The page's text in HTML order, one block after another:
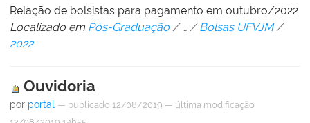
Relação de bolsistas para pagamento em outubro/2022
Localizado em Pós-Graduação /… /Bolsas UFVJM /
2022
Ouvidoria
por portal — publicado 12/08/2019 — última modificação